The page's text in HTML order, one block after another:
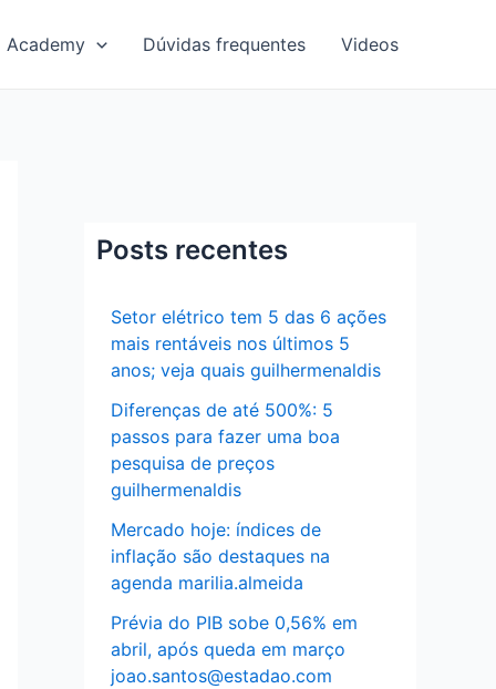
Academy Dúvidas frequentes Videos
Posts recentes
Setor elétrico tem 5 das 6 ações
mais rentáveis nos últimos 5
anos; veja quais guilhermenaldis
Diferenças de até 500%: 5
passos para fazer uma boa
pesquisa de preços
guilhermenaldis
Mercado hoje: índices de
inflação são destaques na
agenda marilia.almeida
Prévia do PIB sobe 0,56% em
abril, após queda em março
joao.santos@estadao.com